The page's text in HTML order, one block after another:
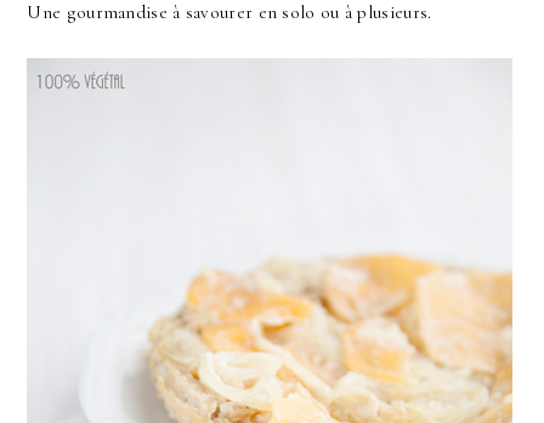
Une gourmandise à savourer en solo ou à plusieurs.